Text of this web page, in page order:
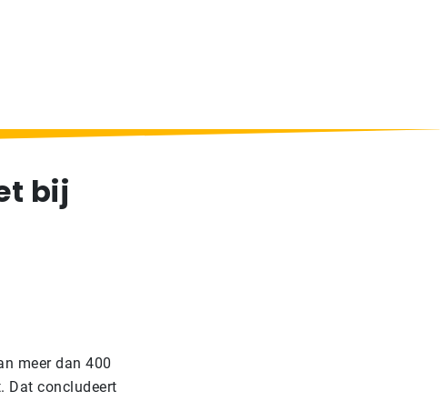
bij
meer dan 400
Dat concludeert